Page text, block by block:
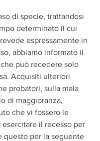
di specie, trattandosi
determinato il cui
espressamente in
abbiamo informato il
può recedere solo
Acquisiti ulteriori
probatori, sulla mala
di maggioranza,
che vi fossero le
il recesso per
questo per la seguente